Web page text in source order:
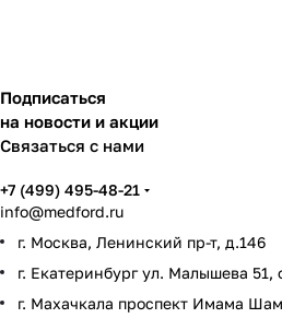
Подписаться
на новости и акции
Связаться с нами
+7 (499) 495-48-21
info@medford.ru
г. Москва, Ленинский пр-т, д.146
г. Екатеринбург ул. Малышева 51,
г. Махачкала проспект Имама